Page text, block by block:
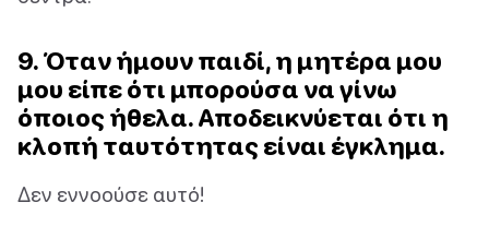
9. Όταν ήμουν παιδί, η μητέρα μου
μου είπε ότι μπορούσα να γίνω
όποιος ήθελα. Αποδεικνύεται ότι η
κλοπή ταυτότητας είναι έγκλημα.
Δεν εννοούσε αυτό!